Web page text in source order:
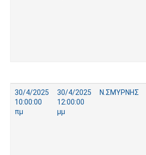
30/4/2025
10:00:00
πμ
30/4/2025
12:00:00
μμ
Ν.ΣΜΥΡΝΗΣ